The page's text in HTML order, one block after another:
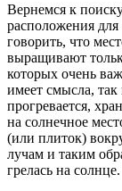
Вернемся к
расположения
говорить, что
выращивают
которых очень
имеет смысла,
прогревается,
на солнечное
(или плиток)
лучам и таким
грелась на солнце.